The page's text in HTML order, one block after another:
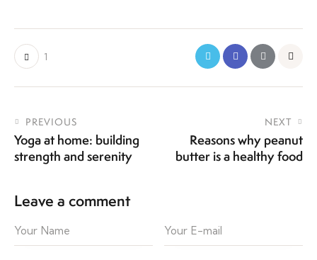
1
PREVIOUS
Yoga at home: building
strength and serenity
NEXT
Reasons why peanut
butter is a healthy food
Leave a comment